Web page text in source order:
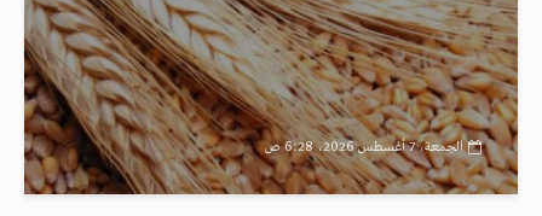
الجمعة، 7 أغسطس 2026، 6:28 ص